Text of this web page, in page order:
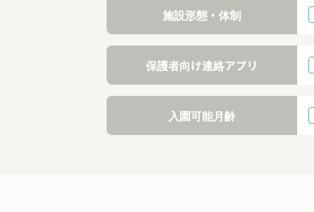
施設形態・体制
保護者向け連絡アプリ
入園可能月齢